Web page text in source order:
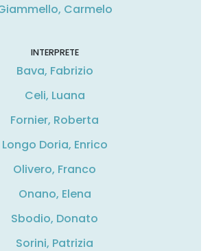
Carmelo
INTERPRETE
Bava, Fabrizio
Celi, Luana
Fornier, Roberta
Longo Doria, Enrico
Olivero, Franco
Onano, Elena
Sbodio, Donato
Sorini, Patrizia